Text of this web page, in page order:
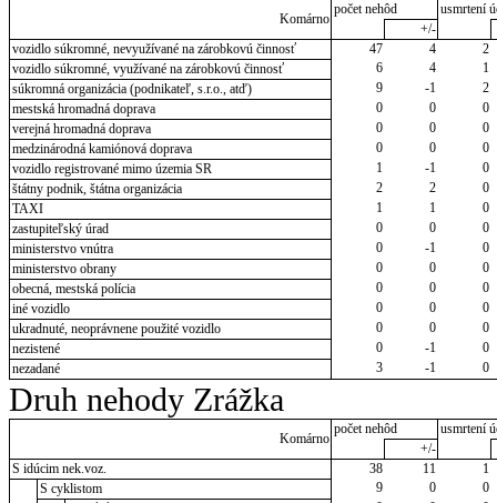
Komárno
počet nehôd
usmrtení
+/-
vozidlo súkromné, nevyužívané na zárobkovú činnosť
47 4
2
vozidlo súkromné, využívané na zárobkovú činnosť
6 4
1
súkromná organizácia (podnikateľ, s.r.o., atď)
9 -1
2
mestská hromadná doprava
0 0
0
verejná hromadná doprava
0 0
0
medzinárodná kamiónová doprava
0 0
0
vozidlo registrované mimo územia SR
1 -1
0
štátny podnik, štátna organizácia
2 2
0
TAXI
1 1
0
zastupiteľský úrad
0 0
0
ministerstvo vnútra
0 -1
0
ministerstvo obrany
0 0
0
obecná, mestská polícia
0 0
0
iné vozidlo
0 0
0
ukradnuté, neoprávnene použité vozidlo
0 0
0
nezistené
0 -1
0
nezadané
3 -1 0
Druh nehody Zrážka
Komárno
počet nehôd
usmrtení
+/-
S idúcim nek.voz.
38 11
1
S cyklistom
9 0
0